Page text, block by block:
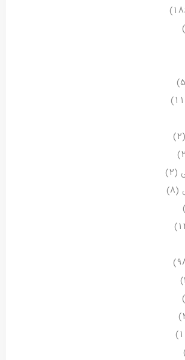
(2)
(2)
(8)